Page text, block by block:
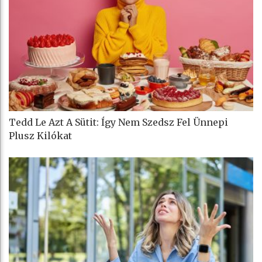
Tedd Le Azt A Sütit: Így Nem Szedsz Fel Ünnepi
Plusz Kilókat